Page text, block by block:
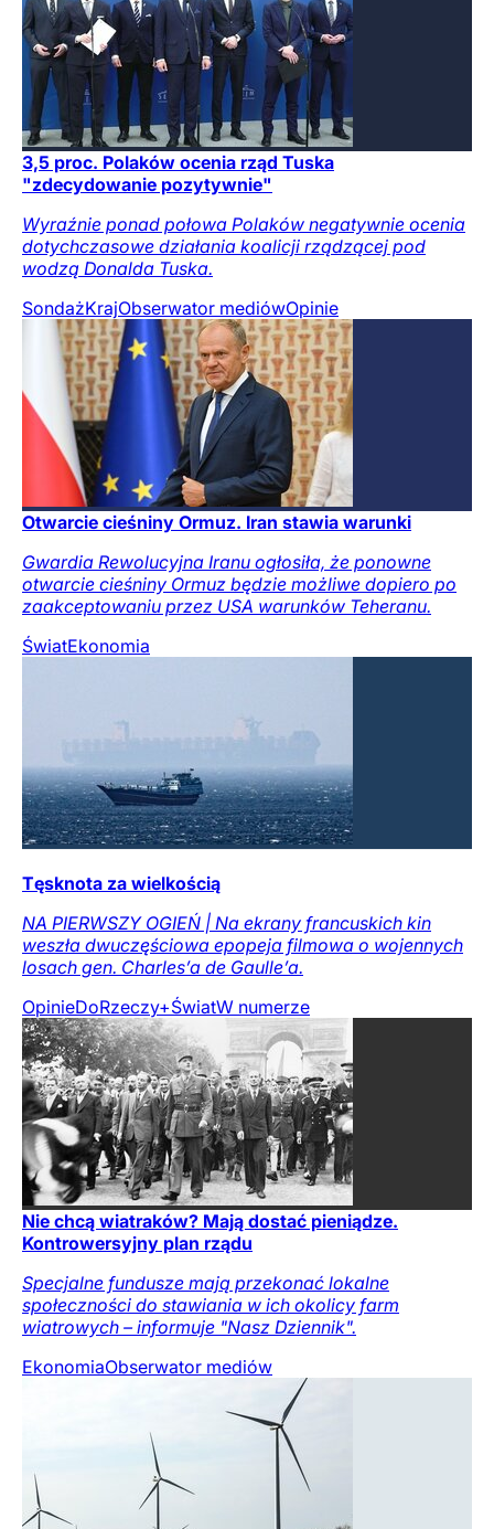
3,5 proc. Polaków ocenia rząd Tuska
"zdecydowanie pozytywnie"
Wyraźnie ponad połowa Polaków negatywnie ocenia
dotychczasowe działania koalicji rządzącej pod
wodzą Donalda Tuska.
SondażKrajObserwator mediówOpinie
Otwarcie cieśniny Ormuz. Iran stawia warunki
Gwardia Rewolucyjna Iranu ogłosiła, że ponowne
otwarcie cieśniny Ormuz będzie możliwe dopiero po
zaakceptowaniu przez USA warunków Teheranu.
ŚwiatEkonomia
Tęsknota za wielkością
NA PIERWSZY OGIEŃ | Na ekrany francuskich kin
weszła dwuczęściowa epopeja filmowa o wojennych
losach gen. Charles’a de Gaulle’a.
OpinieDoRzeczy+ŚwiatW numerze
Nie chcą wiatraków? Mają dostać pieniądze.
Kontrowersyjny plan rządu
Specjalne fundusze mają przekonać lokalne
społeczności do stawiania w ich okolicy farm
wiatrowych – informuje "Nasz Dziennik".
EkonomiaObserwator mediów